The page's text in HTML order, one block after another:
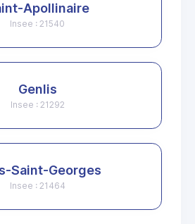
Apollinaire
Insee : 21540
Genlis
Insee : 21292
Saint-Georges
Insee : 21464